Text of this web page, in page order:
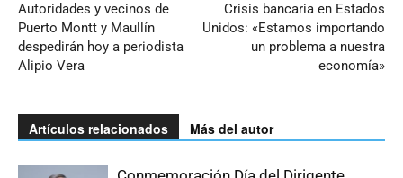
Autoridades y vecinos de
Puerto Montt y Maullín
despedirán hoy a periodista
Alipio Vera
Crisis bancaria en Estados
Unidos: «Estamos importando
un problema a nuestra
economía»
Artículos relacionados Más del autor